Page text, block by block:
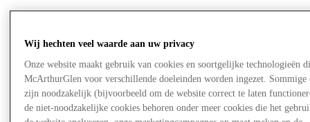
Wij hechten veel waarde aan uw privacy
Onze website maakt gebruik van cookies en soortgelijke technologieën
McArthurGlen voor verschillende doeleinden worden ingezet. Sommige
zijn noodzakelijk (bijvoorbeeld om de website correct te laten
de niet-noodzakelijke cookies behoren onder meer cookies die het